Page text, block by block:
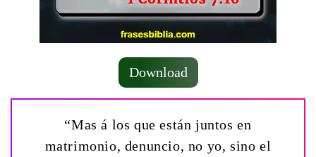
Download
“Mas á los que están juntos en
matrimonio, denuncio, no yo, sino el